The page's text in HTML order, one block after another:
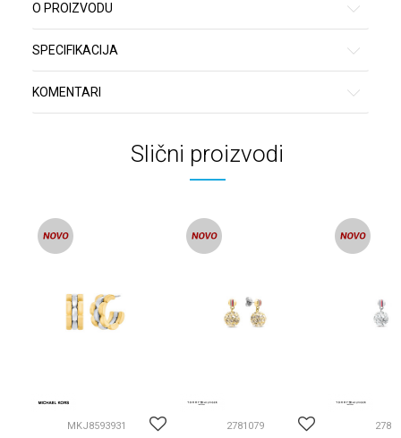
O PROIZVODU
SPECIFIKACIJA
KOMENTARI
Slični proizvodi
MKJ8593931 2781079